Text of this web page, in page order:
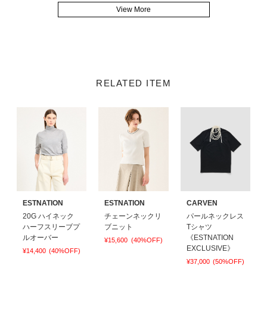
View More
RELATED ITEM
ESTNATION
20G ハイネック
ハーフスリーブプ
ルオーバー
¥14,400 (40%OFF)
ESTNATION
チェーンネックリ
ブニット
¥15,600 (40%OFF)
CARVEN
パールネックレス
Tシャツ
《ESTNATION
EXCLUSIVE》
¥37,000 (50%OFF)